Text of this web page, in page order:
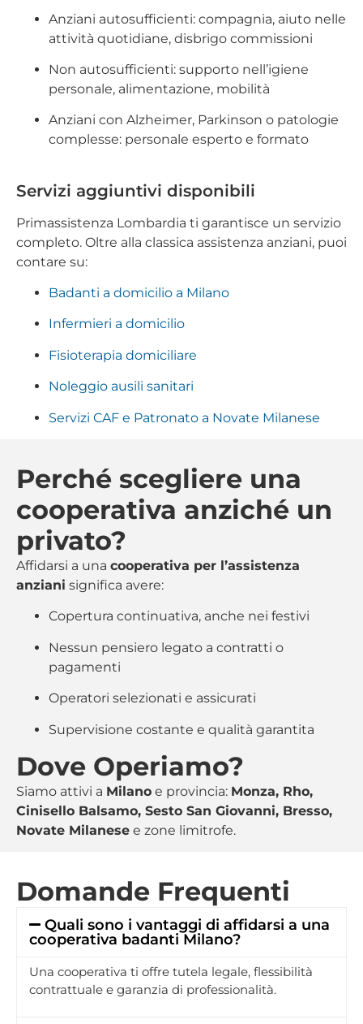
Anziani autosufficienti: compagnia, aiuto nelle
attività quotidiane, disbrigo commissioni
Non autosufficienti: supporto nell’igiene
personale, alimentazione, mobilità
Anziani con Alzheimer, Parkinson o patologie
complesse: personale esperto e formato
Servizi aggiuntivi disponibili
Primassistenza Lombardia ti garantisce un servizio
completo. Oltre alla classica assistenza anziani, puoi
contare su:
Badanti a domicilio a Milano
Infermieri a domicilio
Fisioterapia domiciliare
Noleggio ausili sanitari
Servizi CAF e Patronato a Novate Milanese
Perché scegliere una
cooperativa anziché un
privato?
Affidarsi a una cooperativa per l’assistenza
anziani significa avere:
Copertura continuativa, anche nei festivi
Nessun pensiero legato a contratti o
pagamenti
Operatori selezionati e assicurati
Supervisione costante e qualità garantita
Dove Operiamo?
Siamo attivi a Milano e provincia: Monza, Rho,
Cinisello Balsamo, Sesto San Giovanni, Bresso,
Novate Milanese e zone limitrofe.
Domande Frequenti
Quali sono i vantaggi di affidarsi a una
cooperativa badanti Milano?
Una cooperativa ti offre tutela legale, flessibilità
contrattuale e garanzia di professionalità.